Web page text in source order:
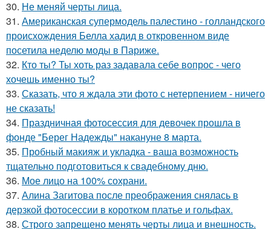
30. Не меняй черты лица.
31. Американская супермодель палестино - голландского
происхождения Белла хадид в откровенном виде
посетила неделю моды в Париже.
32. Кто ты? Ты хоть раз задавала себе вопрос - чего
хочешь именно ты?
33. Сказать, что я ждала эти фото с нетерпением - ничего
не сказать!
34. Праздничная фотосессия для девочек прошла в
фонде "Берег Надежды" накануне 8 марта.
35. Пробный макияж и укладка - ваша возможность
тщательно подготовиться к свадебному дню.
36. Мое лицо на 100% сохрани.
37. Алина Загитова после преображения снялась в
дерзкой фотосессии в коротком платье и гольфах.
38. Строго запрещено менять черты лица и внешность.